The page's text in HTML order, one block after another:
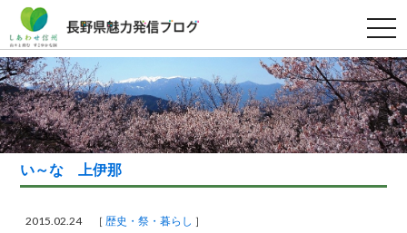
t
o
g
g
l
e
n
a
v
i
t
い～な 上伊那
2015.02.24 ［ 歴史・祭・暮らし ］